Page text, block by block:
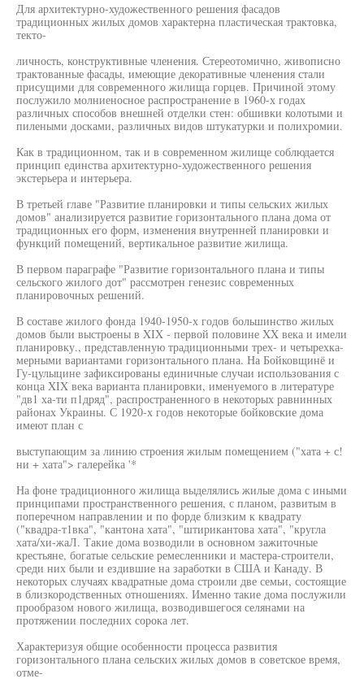
Для архитектурно-художественного решения фасадов
традиционных жилых домов характерна пластическая трактовка,
текто-
личность, конструктивные членения. Стереотомично, живописно
трактованные фасады, имеющие декоративные членения стали
присущими для современного жилища горцев. Причиной этому
послужило молниеносное распространение в 1960-х годах
различных способов внешней отделки стен: обшивки колотыми и
пилеными досками, различных видов штукатурки и полихромии.
Как в традиционном, так и в современном жилище соблюдается
принцип единства архитектурно-художественного решения
экстерьера и интерьера.
В третьей главе "Развитие планировки и типы сельских жилых
домов" анализируется развитие горизонтального плана дома от
традиционных его форм, изменения внутренней планировки и
функций помещений, вертикальное развитие жилища.
В первом параграфе "Развитие горизонтального плана и типы
сельского жилого дот" рассмотрен генезис современных
планировочных решений.
В составе жилого фонда 1940-1950-х годов большинство жилых
домов были выстроены в XIX - первой половине XX века и имели
планировку., представленную традиционными трех- и четырехка-
мерными вариантами горизонтального плана. На Бойковщинё и
Гу-цулыцине зафиксированы единичные случаи использования с
конца XIX века варианта планировки, именуемого в литературе
"дв1 ха-ти п1дряд", распространенного в некоторых равнинных
районах Украины. С 1920-х годов некоторые бойковские дома
имеют план с
выступающим за линию строения жилым помещением ("хата + с!
ни + хата"> галерейка '*
На фоне традиционного жилища выделялись жилые дома с иными
принципами пространственного решения, с планом, развитым в
поперечном направлении и по форде близким к квадрату
("квадра-т1вка", "кантона хата", "штирикантова хата", "кругла
хата/хи-жаЛ. Такие дома возводили в основном зажиточные
крестьяне, богатые сельские ремесленники и мастера-строители,
среди них были и ездившие на заработки в США и Канаду. В
некоторых случаях квадратные дома строили две семьи, состоящие
в близкородственных отношениях. Именно такие дома послужили
прообразом нового жилища, возводившегося селянами на
протяжении последних сорока лет.
Характеризуя общие особенности процесса развития
горизонтального плана сельских жилых домов в советское время,
отме-